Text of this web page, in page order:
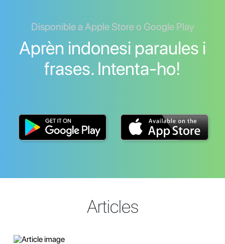
Disponible a Apple Store o Google Play
Aprèn indonesi paraules i
frases. Intenta-ho!
Articles